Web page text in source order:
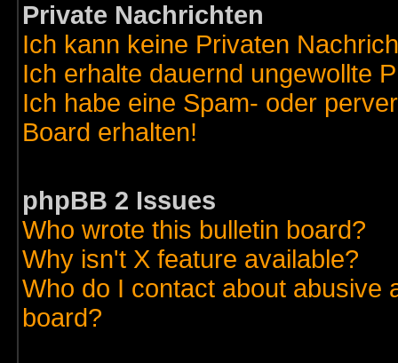
Private Nachrichten
Ich kann keine Privaten
Ich erhalte dauernd ungewollte
Ich habe eine Spam- oder
Board erhalten!
phpBB 2 Issues
Who wrote this bulletin board?
Why isn't X feature available?
Who do I contact about abusive
board?